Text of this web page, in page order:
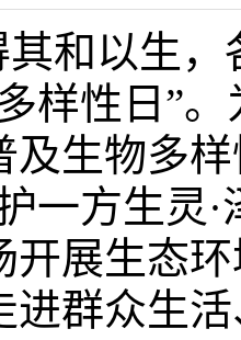
和以生，
样性日”
及生物多
一方生灵
开展生态
进群众生